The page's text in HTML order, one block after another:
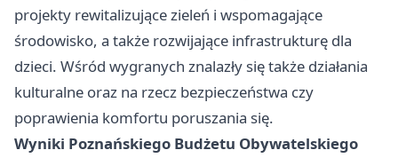
projekty rewitalizujące zieleń i wspomagające
środowisko, a także rozwijające infrastrukturę dla
dzieci. Wśród wygranych znalazły się także działania
kulturalne oraz na rzecz bezpieczeństwa czy
poprawienia komfortu poruszania się.
Wyniki Poznańskiego Budżetu Obywatelskiego